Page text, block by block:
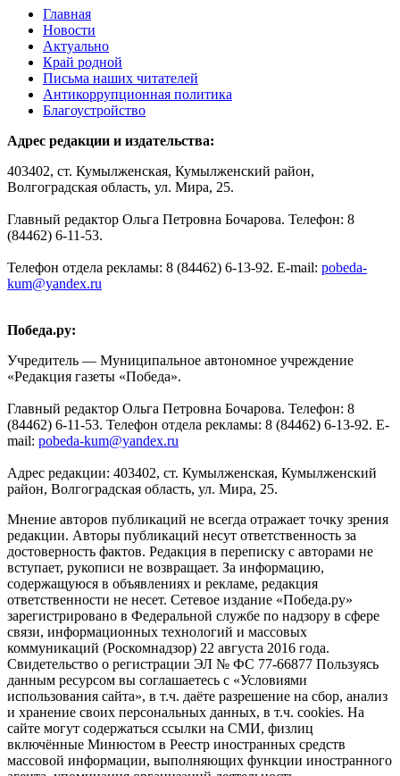
Главная
Новости
Актуально
Край родной
Письма наших читателей
Антикоррупционная политика
Благоустройство
Адрес редакции и издательства:
403402, ст. Кумылженская, Кумылженский район,
Волгоградская область, ул. Мира, 25.
Главный редактор Ольга Петровна Бочарова. Телефон: 8
(84462) 6-11-53.
Телефон отдела рекламы: 8 (84462) 6-13-92. E-mail: pobeda-
kum@yandex.ru
Победа.ру:
Учредитель — Муниципальное автономное учреждение
«Редакция газеты «Победа».
Главный редактор Ольга Петровна Бочарова. Телефон: 8
(84462) 6-11-53. Телефон отдела рекламы: 8 (84462) 6-13-92. E-
mail: pobeda-kum@yandex.ru
Адрес редакции: 403402, ст. Кумылженская, Кумылженский
район, Волгоградская область, ул. Мира, 25.
Мнение авторов публикаций не всегда отражает точку зрения
редакции. Авторы публикаций несут ответственность за
достоверность фактов. Редакция в переписку с авторами не
вступает, рукописи не возвращает. За информацию,
содержащуюся в объявлениях и рекламе, редакция
ответственности не несет. Сетевое издание «Победа.ру»
зарегистрировано в Федеральной службе по надзору в сфере
связи, информационных технологий и массовых
коммуникаций (Роскомнадзор) 22 августа 2016 года.
Свидетельство о регистрации ЭЛ № ФС 77-66877 Пользуясь
данным ресурсом вы соглашаетесь с «Условиями
использования сайта», в т.ч. даёте разрешение на сбор, анализ
и хранение своих персональных данных, в т.ч. cookies. На
сайте могут содержаться ссылки на СМИ, физлиц
включённые Минюстом в Реестр иностранных средств
массовой информации, выполняющих функции иностранного